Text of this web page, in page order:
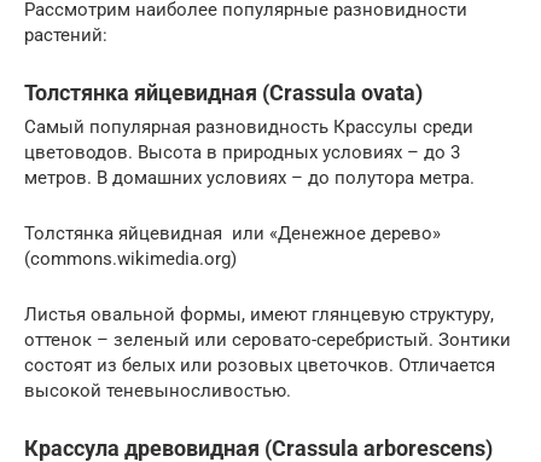
Рассмотрим наиболее популярные разновидности
растений:
Толстянка яйцевидная (Crassula ovata)
Самый популярная разновидность Крассулы среди
цветоводов. Высота в природных условиях – до 3
метров. В домашних условиях – до полутора метра.
Толстянка яйцевидная или «Денежное дерево»
(commons.wikimedia.org)
Листья овальной формы, имеют глянцевую структуру,
оттенок – зеленый или серовато-серебристый. Зонтики
состоят из белых или розовых цветочков. Отличается
высокой теневыносливостью.
Крассула древовидная (Crassula arborescens)